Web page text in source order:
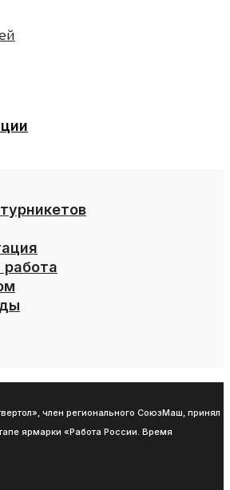
член регионального СоюзМаш, принял
ярмарки «Работа России. Время